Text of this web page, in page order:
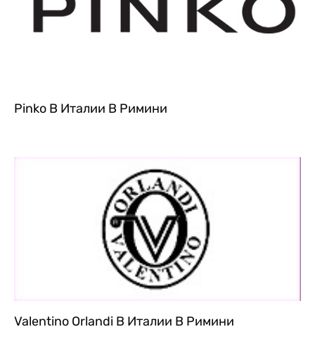
Pinko В Италии В Римини
Valentino Orlandi В Италии В Римини